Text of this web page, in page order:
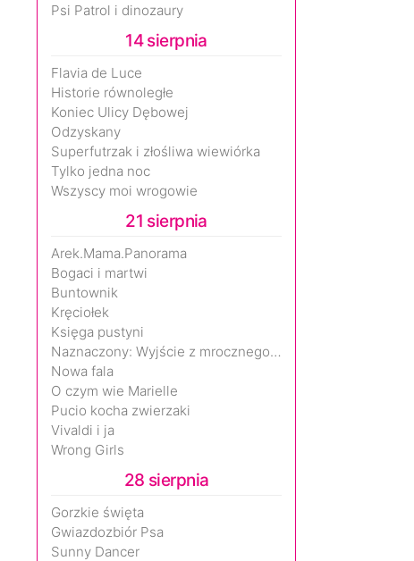
Psi Patrol i dinozaury
14 sierpnia
Flavia de Luce
Historie równoległe
Koniec Ulicy Dębowej
Odzyskany
Superfutrzak i złośliwa wiewiórka
Tylko jedna noc
Wszyscy moi wrogowie
21 sierpnia
Arek.Mama.Panorama
Bogaci i martwi
Buntownik
Kręciołek
Księga pustyni
Naznaczony: Wyjście z mrocznego wymiaru
Nowa fala
O czym wie Marielle
Pucio kocha zwierzaki
Vivaldi i ja
Wrong Girls
28 sierpnia
Gorzkie święta
Gwiazdozbiór Psa
Sunny Dancer